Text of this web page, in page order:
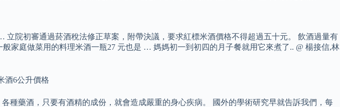
院初審通過菸酒稅法修正草案，附帶決議，要求紅標米酒價格不得超過五十元。 飲酒過量有
家庭做菜用的料理米酒一瓶27 元也是 … 媽媽初一到初四的月子餐就用它來煮了.. @ 楊接信,林
種藥酒，只要有酒精的成份，就會造成嚴重的身心疾病。 國外的學術研究早就告訴我們，每